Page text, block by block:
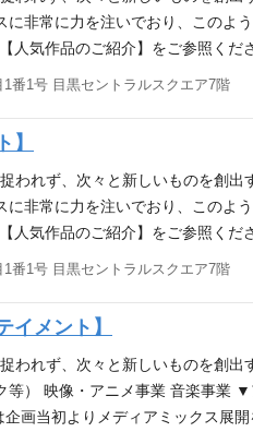
非ご覧ください！ https://
。 【必須条件】 エンタメコン
たいという強い意欲をお持ちの
ヒット作品を手掛けていきたい
リア形成 未経験の方の場合、入
での習熟度により時期は多少前
弊社では過去に、未経験からの
他にもアニメ化作品が続々と進
即死チートが最強すぎて、異世
か要らなかったんだが』 『野生
数400万部突破 『領民0人スター
苦労譚』、『町人Aは悪役令嬢
業務 ((雇い入れ直後/業務のご
促施策及び大型フェアの企画・
認など) (変更の範囲) 変更無し
同士のコミュニケーションも活
求める人物像】 コミックやラ
能力が高い方 丁寧で細やかな業
化しており、他にもアニメ化作
なってた』 『即死チートが最強
にスキルなんか要らなかったん
リーズ発行部数400万部突破 『
、『戦国小町苦労譚』、『町人
非常に力を注いでおり、このよ
人気作品のご紹介】をご参照く
も注力しております。具体的には
り組みを進めております。 書籍
店営業を募集します！ 全国の書
ーテイメントの作品を世に広め
コミック、ノベルフェアの企
躍する活気ある職場です。 意見
有できる仲間と一緒に働けます
) ■人気作品のご紹介■ 複数作品
】する』 『ヘルモード』 『無職
た大聖女は聖女であることをひ
悠久の愚者アズリーの、賢者の
番1号 目黒セントラルスクエア7階
れず、次々と新しいものを創出
非常に力を注いでおり、このよ
人気作品のご紹介】をご参照く
も注力しております。具体的には
り組みを進めております。 書籍
メントの作品を世に広めていた
在庫管理、出入庫指示、委託先
サポート業務 注文書作成及び
場です。 意見交換や相談がしや
番1号 目黒セントラルスクエア7階
メント】
れず、次々と新しいものを創出
） 映像・アニメ事業 音楽事業
画当初よりメディアミックス展